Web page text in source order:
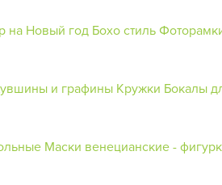
на Новый год Бохо стиль
и графины Кружки Бокалы
Маски венецианские -